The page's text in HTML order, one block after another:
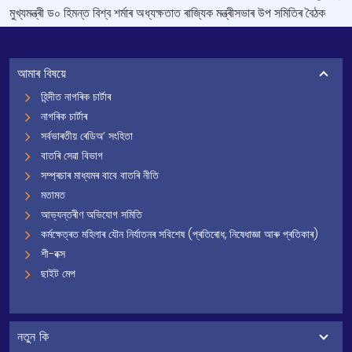
মুখ্যমন্ত্ৰী ড০ হিমন্ত বিশ্ব শৰ্মাৰ অধ্যক্ষতাত ৰাজ্যিক মন্ত্ৰীসভাৰ উপ সমিতিৰ বৈঠক
আমাৰ বিষয়ে
হিন্দীত নাগৰিক চাৰ্টাৰ
নাগৰিক চাৰ্টাৰ
সৰ্বভাৰতীয় ৰেডিঅ’ সংহিতা
বাতৰি সেৱা বিভাগ
সম্প্ৰচাৰ মাধ্যমৰ বাবে বাতৰি নীতি
মতামত
আভ্যন্তৰীণ অভিযোগ সমিতি
কৰ্মক্ষেত্ৰত মহিলাৰ যৌন নিৰ্যাতনৰ সবিশেষ (প্ৰতিৰোধ, নিষেধাজ্ঞা আৰু প্ৰতিকাৰ)
শী-বক্স
ছাইট মেপ
নতুন কি